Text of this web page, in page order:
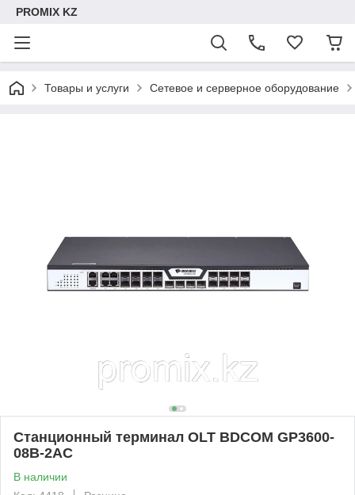
PROMIX KZ
Товары и услуги Сетевое и серверное оборудование
Станционный терминал OLT BDCOM GP3600-
08B-2AC
В наличии